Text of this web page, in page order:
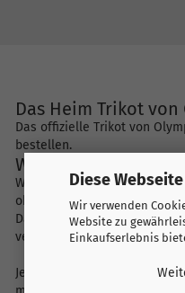
Diese
Wir verwenden
Website zu
Einkaufserlebnis
Das Heim Trikot
Das offizielle Trikot von
bestellen.
Willst Du das Trikot
Wähle die Option „Druck
ob der Name eines Stars
Da wir nur den
verwenden den Druck von
Je nach Team gibt es bei